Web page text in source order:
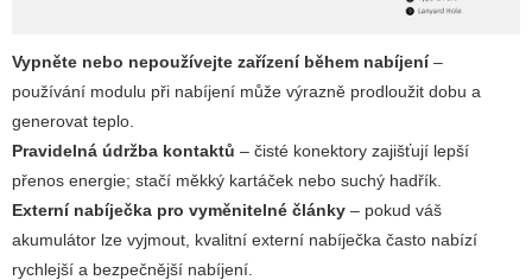
Vypněte nebo nepoužívejte zařízení během nabíjení–
používání modulu při nabíjení může výrazně prodloužit dobu a
generovat teplo.
Pravidelná údržba kontaktů – čisté konektory zajišťují lepší
přenos energie; stačí měkký kartáček nebo suchý hadřík.
Externí nabíječka pro vyměnitelné články – pokud váš
akumulátor lze vyjmout, kvalitní externí nabíječka často nabízí
rychlejší a bezpečnější nabíjení.